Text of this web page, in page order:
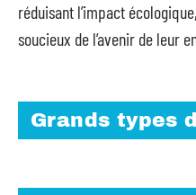
réduisant l’impact
soucieux de l’avenir de leur
Grands types